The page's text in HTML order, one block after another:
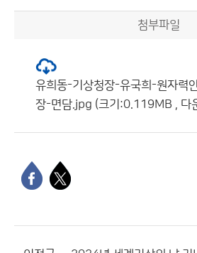
첨부파일
유희동-기상청장-유국희-원자력
장-면담.jpg (크기:0.119MB , 다